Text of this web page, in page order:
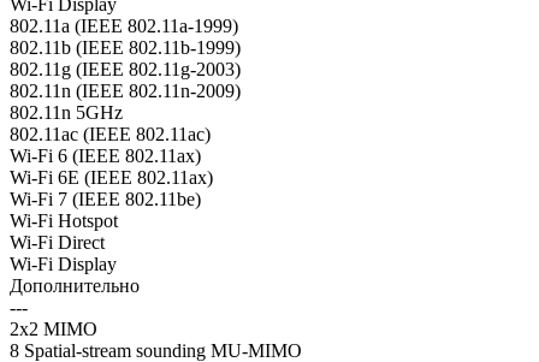
802.11a (IEEE 802.11a-1999)
802.11b (IEEE 802.11b-1999)
802.11g (IEEE 802.11g-2003)
802.11n (IEEE 802.11n-2009)
802.11n 5GHz
802.11ac (IEEE 802.11ac)
Wi-Fi 6 (IEEE 802.11ax)
Wi-Fi 6E (IEEE 802.11ax)
Wi-Fi 7 (IEEE 802.11be)
Wi-Fi Hotspot
Wi-Fi Direct
Wi-Fi Display
Дополнительно
---
2x2 MIMO
8 Spatial-stream sounding MU-MIMO